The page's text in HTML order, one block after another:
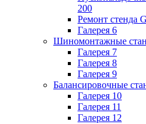
200
Ремонт стенда
Галерея 6
Шиномонтажные
Галерея 7
Галерея 8
Галерея 9
Балансировочные
Галерея 10
Галерея 11
Галерея 12